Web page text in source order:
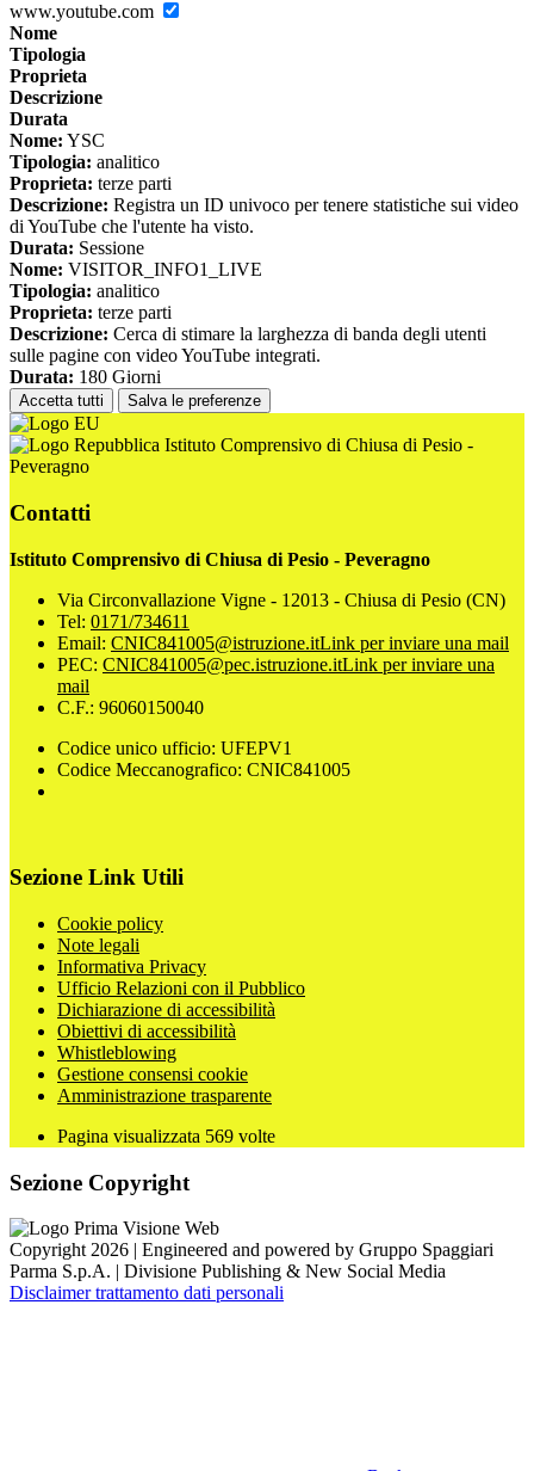
www.youtube.com
Nome
Tipologia
Proprieta
Descrizione
Durata
Nome: YSC
Tipologia: analitico
Proprieta: terze parti
Descrizione: Registra un ID univoco per tenere statistiche sui video
di YouTube che l'utente ha visto.
Durata: Sessione
Nome: VISITOR_INFO1_LIVE
Tipologia: analitico
Proprieta: terze parti
Descrizione: Cerca di stimare la larghezza di banda degli utenti
sulle pagine con video YouTube integrati.
Durata: 180 Giorni
Accetta tutti Salva le preferenze
Istituto Comprensivo di Chiusa di Pesio -
Peveragno
Contatti
Istituto Comprensivo di Chiusa di Pesio - Peveragno
Via Circonvallazione Vigne - 12013 - Chiusa di Pesio (CN)
Tel: 0171/734611
Email: CNIC841005@istruzione.itLink per inviare una mail
PEC: CNIC841005@pec.istruzione.itLink per inviare una
mail
C.F.: 96060150040
Codice unico ufficio: UFEPV1
Codice Meccanografico: CNIC841005
Sezione Link Utili
Cookie policy
Note legali
Informativa Privacy
Ufficio Relazioni con il Pubblico
Dichiarazione di accessibilità
Obiettivi di accessibilità
Whistleblowing
Gestione consensi cookie
Amministrazione trasparente
Pagina visualizzata 569 volte
Sezione Copyright
Copyright 2026 | Engineered and powered by Gruppo Spaggiari
Parma S.p.A. | Divisione Publishing & New Social Media
Disclaimer trattamento dati personali